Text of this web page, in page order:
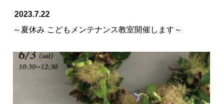
2023.7.22
～夏休み こどもメンテナンス教室開催します～